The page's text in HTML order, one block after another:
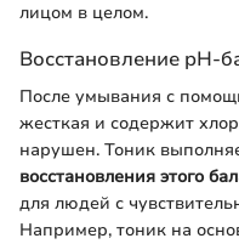
лицом в целом.
Восстановление pH-
После умывания с
жесткая и содержит
нарушен. Тоник
восстановления этого
для людей с
Например, тоник на